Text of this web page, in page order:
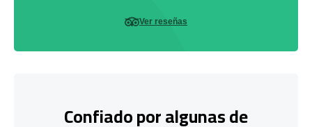
Ver reseñas
Confiado por algunas de